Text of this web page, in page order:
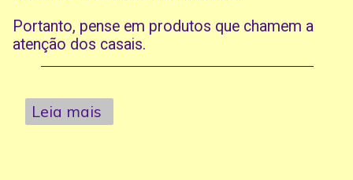
Portanto, pense em produtos que chamem a
atenção dos casais.
Leia mais